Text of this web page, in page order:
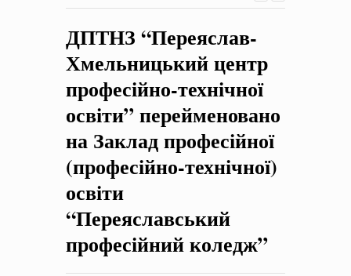
на період 2018 – 2020 роки Оголошення про збір ідей
проектів
ДПТНЗ “Переяслав-
Хмельницький центр
професійно-технічної
освіти” перейменовано
на Заклад професійної
(професійно-технічної)
освіти
“Переяславський
професійний коледж”